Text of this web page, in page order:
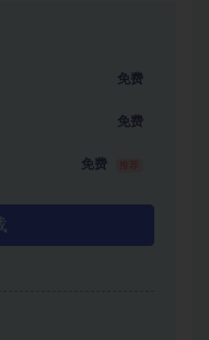
免费
免费
免费